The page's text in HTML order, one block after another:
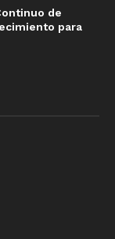
de
para